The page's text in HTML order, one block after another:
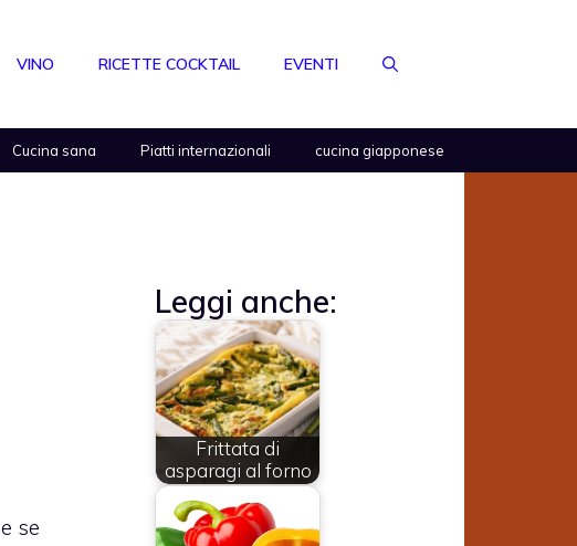
VINO RICETTE COCKTAIL EVENTI
Cucina sana Piatti internazionali cucina giapponese
se
Leggi anche:
Frittata di
asparagi al forno